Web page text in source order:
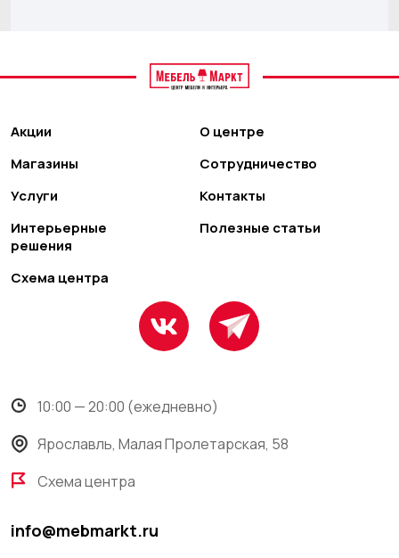
Акции
Магазины
Услуги
Интерьерные
решения
Схема центра
О центре
Сотрудничество
Контакты
Полезные статьи
10:00 — 20:00 (ежедневно)
Ярославль, Малая Пролетарская, 58
Схема центра
info@mebmarkt.ru